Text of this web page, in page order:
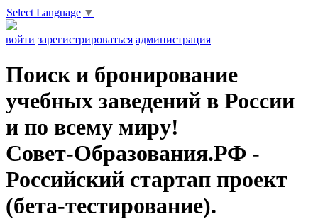
Select Language ▼
войти зарегистрироваться администрация
Поиск и бронирование
учебных заведений в России
и по всему миру!
Совет-Образования.РФ -
Российский стартап проект
(бета-тестирование).